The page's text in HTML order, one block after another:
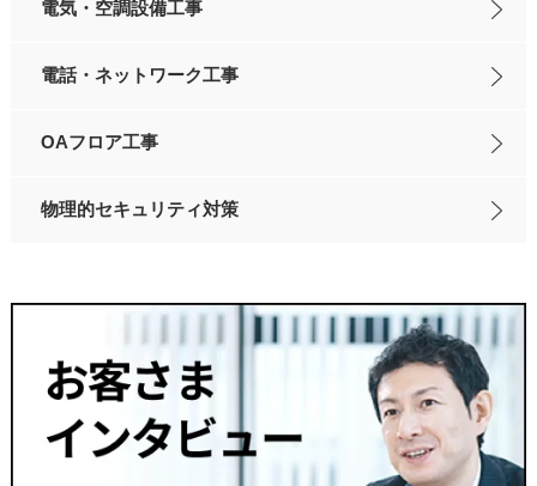
電気・空調設備工事
電話・ネットワーク工事
OAフロア工事
物理的セキュリティ対策